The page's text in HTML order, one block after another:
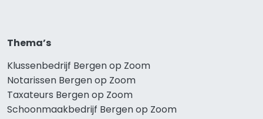
Thema’s
Klussenbedrijf Bergen op Zoom
Notarissen Bergen op Zoom
Taxateurs Bergen op Zoom
Schoonmaakbedrijf Bergen op Zoom